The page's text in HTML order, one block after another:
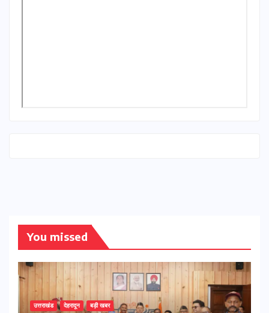
You missed
उत्तराखंड देहरादून बड़ी खबर